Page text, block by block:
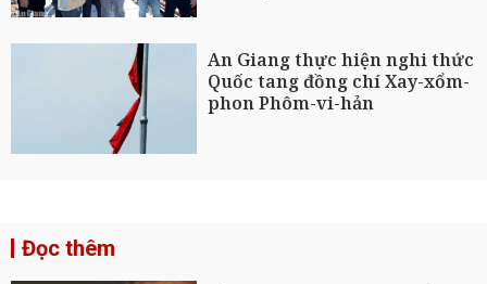
An Giang thực hiện nghi thức
Quốc tang đồng chí Xay-xổm-
phon Phôm-vi-hản
Đọc thêm